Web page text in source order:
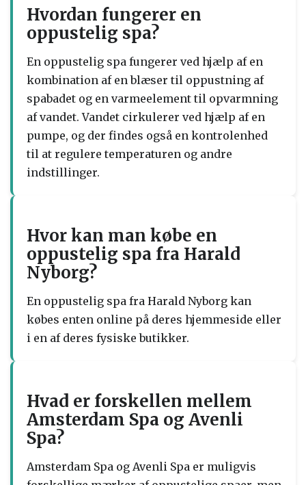
Hvordan fungerer en
oppustelig spa?
En oppustelig spa fungerer ved hjælp af en
kombination af en blæser til oppustning af
spabadet og en varmeelement til opvarmning
af vandet. Vandet cirkulerer ved hjælp af en
pumpe, og der findes også en kontrolenhed
til at regulere temperaturen og andre
indstillinger.
Hvor kan man købe en
oppustelig spa fra Harald
Nyborg?
En oppustelig spa fra Harald Nyborg kan
købes enten online på deres hjemmeside eller
i en af deres fysiske butikker.
Hvad er forskellen mellem
Amsterdam Spa og Avenli
Spa?
Amsterdam Spa og Avenli Spa er muligvis